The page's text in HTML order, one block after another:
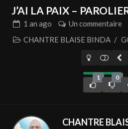
J’AI LA PAIX –
1 an ago
Un commentaire
CHANTRE BLAISE BINDA /
1 0
CHANTRE